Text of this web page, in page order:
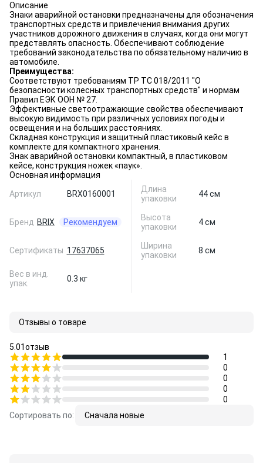
Описание
Знаки аварийной остановки предназначены для обозначения
транспортных средств и привлечения внимания других
участников дорожного движения в случаях, когда они могут
представлять опасность. Обеспечивают соблюдение
требований законодательства по обязательному наличию в
автомобиле.
Преимущества:
Соответствуют требованиям ТР ТС 018/2011 "О
безопасности колесных транспортных средств" и нормам
Правил ЕЭК ООН № 27.
Эффективные светоотражающие свойства обеспечивают
высокую видимость при различных условиях погоды и
освещения и на больших расстояниях.
Складная конструкция и защитный пластиковый кейс в
комплекте для компактного хранения.
Знак аварийной остановки компактный, в пластиковом
кейсе, конструкция ножек «паук».
Основная информация
Артикул
BRX0160001
Бренд BRIX Рекомендуем
Сертификаты 17637065
Вес в инд.
упак.
0.3 кг
Длина
упаковки
44 см
Высота
упаковки
4 см
Ширина
упаковки
8 см
Отзывы о товаре
5.01отзыв
1
0
0
0
0
Сортировать по:
Сначала новые